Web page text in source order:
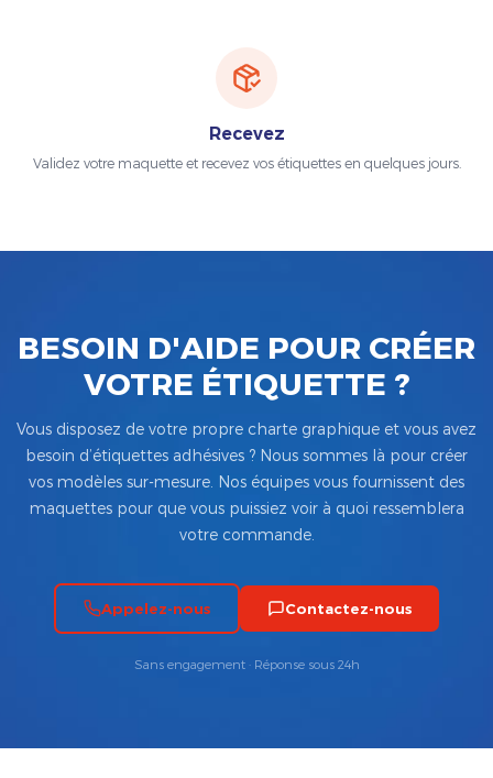
Recevez
Validez votre maquette et recevez vos étiquettes en quelques jours.
BESOIN D'AIDE POUR CRÉER
VOTRE ÉTIQUETTE ?
Vous disposez de votre propre charte graphique et vous avez
besoin d’étiquettes adhésives ? Nous sommes là pour créer
vos modèles sur-mesure. Nos équipes vous fournissent des
maquettes pour que vous puissiez voir à quoi ressemblera
votre commande.
Appelez-nous Contactez-nous
Sans engagement · Réponse sous 24h